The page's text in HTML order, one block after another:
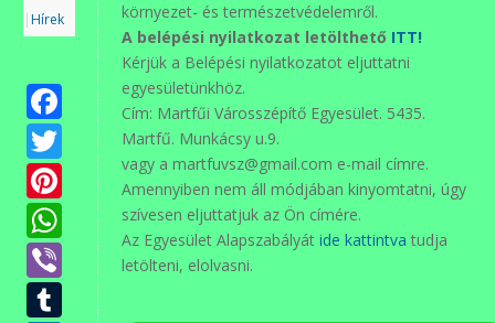
|Hírek
Facebook
Twitter
Pinterest
WhatsApp
Viber
Tumblr
környezet- és természetvédelemről.
A belépési nyilatkozat letölthető ITT!
Kérjük a Belépési nyilatkozatot eljuttatni
egyesületünkhöz.
Cím: Martfűi Városszépítő Egyesület. 5435.
Martfű. Munkácsy u.9.
vagy a martfuvsz@gmail.com e-mail címre.
Amennyiben nem áll módjában kinyomtatni, úgy
szívesen eljuttatjuk az Ön címére.
Az Egyesület Alapszabályát ide kattintva tudja
letölteni, elolvasni.